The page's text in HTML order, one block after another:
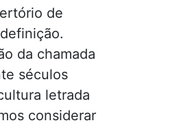
de
da chamada
séculos
letrada
considerar